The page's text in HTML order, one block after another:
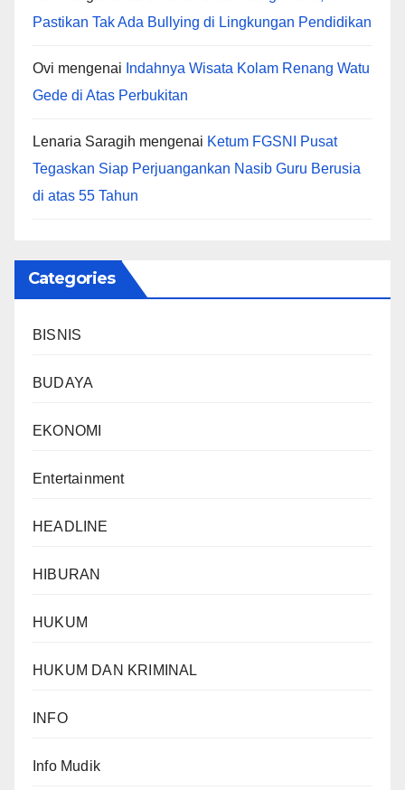
Pastikan Tak Ada Bullying di Lingkungan Pendidikan
Ovi mengenai Indahnya Wisata Kolam Renang Watu
Gede di Atas Perbukitan
Lenaria Saragih mengenai Ketum FGSNI Pusat
Tegaskan Siap Perjuangankan Nasib Guru Berusia
di atas 55 Tahun
Categories
BISNIS
BUDAYA
EKONOMI
Entertainment
HEADLINE
HIBURAN
HUKUM
HUKUM DAN KRIMINAL
INFO
Info Mudik